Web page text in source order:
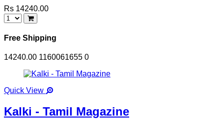
Rs 14240.00
Free Shipping
14240.00 1160061655 0
Quick View
Kalki - Tamil Magazine